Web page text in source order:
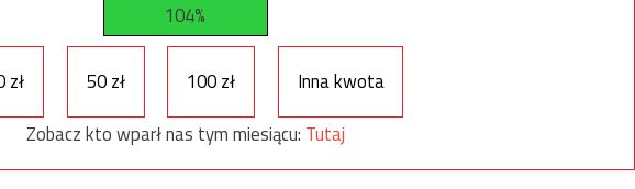
104%
zł 50 zł 100 zł
Inna kwota
Zobacz kto wparł nas tym miesiącu: Tutaj